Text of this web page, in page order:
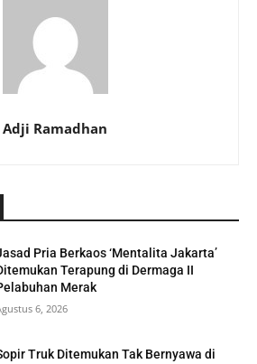
Adji Ramadhan
Pria Berkaos ‘Mentalita Jakarta’
Terapung di Dermaga II
Merak
6, 2026
Truk Ditemukan Tak Bernyawa di